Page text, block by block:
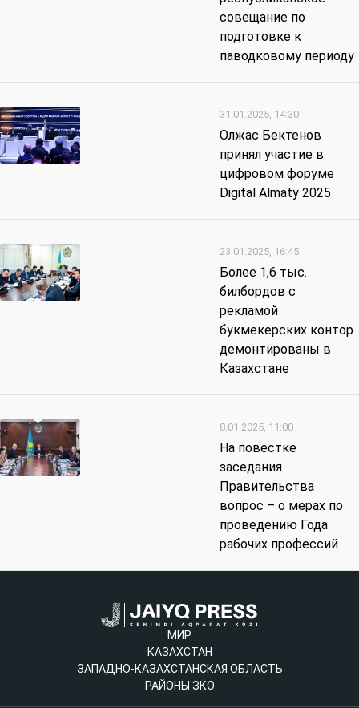
совещание по
подготовке к
паводковому периоду
31.01.2025, 14:30
Олжас Бектенов
принял участие в
цифровом форуме
Digital Almaty 2025
23.01.2025, 16:45
Более 1,6 тыс.
билбордов с
рекламой
букмекерских контор
демонтированы в
Казахстане
8.01.2025, 11:00
На повестке
заседания
Правительства
вопрос – о мерах по
проведению Года
рабочих профессий
МИР
КАЗАХСТАН
ЗАПАДНО-КАЗАХСТАНСКАЯ ОБЛАСТЬ
РАЙОНЫ ЗКО